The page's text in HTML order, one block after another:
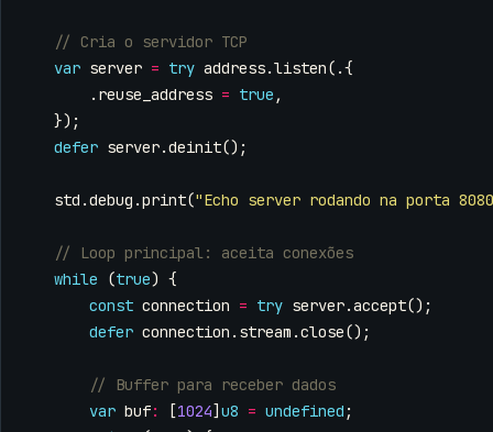
var server = try address.listen(.{
. reuse_address = true ,
});
defer server.deinit();
std .debug .print("Echo server rodando na porta
while
(true) {
const connection = try server.accept();
defer connection . stream .close();
var buf: [1024] u8 = undefined ;